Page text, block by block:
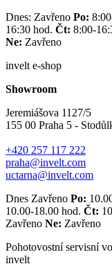
Dnes: Zavřeno Po:
16:30 hod. Čt: 8:00-
Ne: Zavřeno
invelt e-shop
Showroom
Jeremiášova 1127/5
155 00 Praha 5 -
+420 257 117 222
praha@invelt.com
uctarna@invelt.com
Dnes Zavřeno Po:
10.00-18.00 hod. Čt:
Zavřeno Ne: Zavřeno
Pohotovostní servisní
invelt